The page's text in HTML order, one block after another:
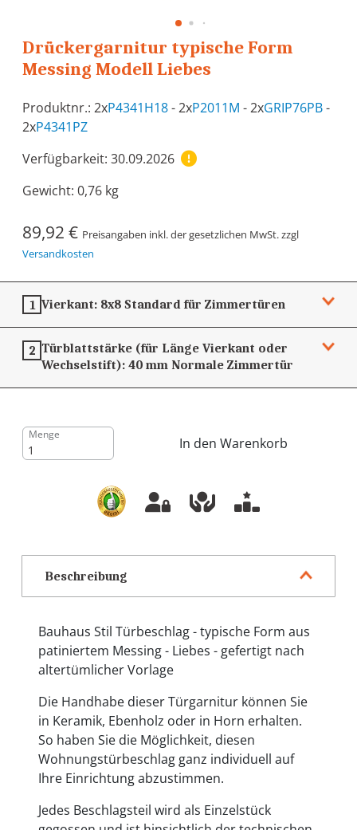
Drückergarnitur typische Form
Messing Modell Liebes
Produktnr.: 2xP4341H18- 2xP2011M - 2xGRIP76PB-
2xP4341PZ
Verfügbarkeit: 30.09.2026
Gewicht: 0,76 kg
89,92 € Preisangaben inkl. der gesetzlichen MwSt. zzgl
Versandkosten
1 Vierkant: 8x8 Standard für Zimmertüren
2 Türblattstärke (für Länge Vierkant oder
Wechselstift):40 mm Normale Zimmertür
Menge
In den Warenkorb
Beschreibung
Bauhaus Stil Türbeschlag - typische Form aus
patiniertem Messing - Liebes - gefertigt nach
altertümlicher Vorlage
Die Handhabe dieser Türgarnitur können Sie
in Keramik, Ebenholz oder in Horn erhalten.
So haben Sie die Möglichkeit, diesen
Wohnungstürbeschlag ganz individuell auf
Ihre Einrichtung abzustimmen.
Jedes Beschlagsteil wird als Einzelstück